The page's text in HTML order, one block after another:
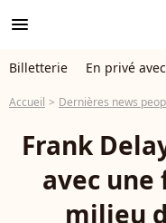
menu
Billetterie En privé avec
Accueil Dernières news
Frank
avec une
milieu